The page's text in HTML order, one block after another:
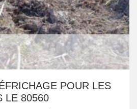
POUR LES
LE 80560